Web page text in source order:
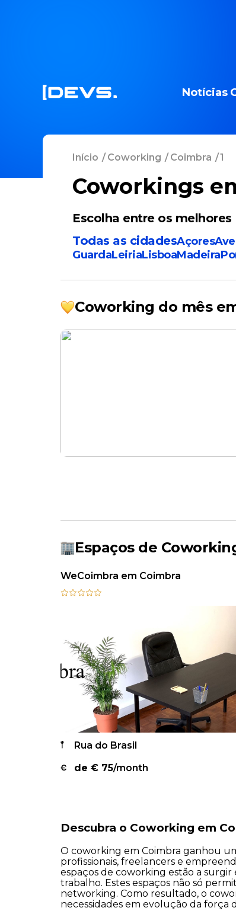
Notícias
Início /Coworking / Coimbra /1
Coworkings
Escolha entre os
Todas as cidadesAçores
GuardaLeiriaLisboaMadeira
Coworking do mês
Espaços de
WeCoimbra em Coimbra
Rua do Brasil
de € 75/month
Descubra o Coworking em
O coworking em Coimbra ganhou
profissionais, freelancers e
espaços de coworking estão a
trabalho. Estes espaços não só
networking. Como resultado, o
necessidades em evolução da